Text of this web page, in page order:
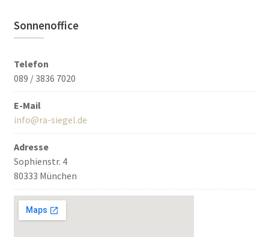
Sonnenoffice
Telefon
089 / 3836 7020
E-Mail
info@ra-siegel.de
Adresse
Sophienstr. 4
80333 München